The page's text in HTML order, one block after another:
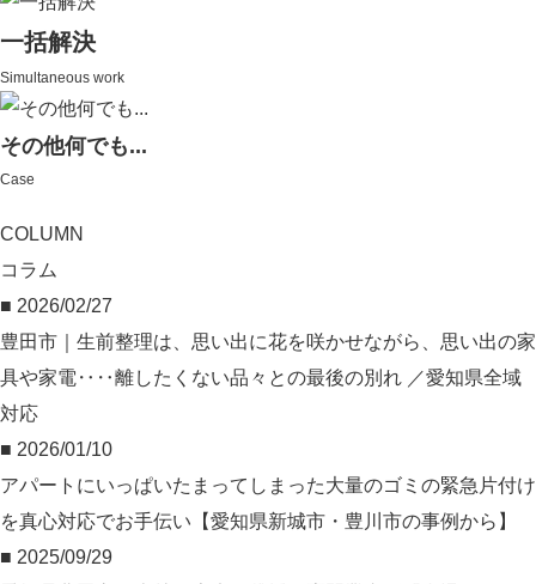
一括解決
Simultaneous work
その他何でも...
Case
COLUMN
コラム
■ 2026/02/27
豊田市｜生前整理は、思い出に花を咲かせながら、思い出の家
具や家電‥‥離したくない品々との最後の別れ ／愛知県全域
対応
■ 2026/01/10
アパートにいっぱいたまってしまった大量のゴミの緊急片付け
を真心対応でお手伝い【愛知県新城市・豊川市の事例から】
■ 2025/09/29